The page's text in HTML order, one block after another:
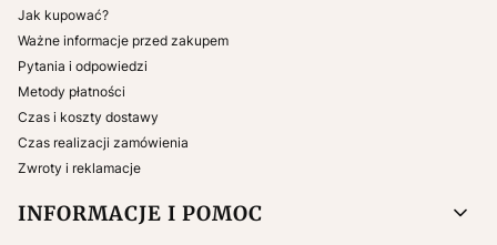
Jak kupować?
Ważne informacje przed zakupem
Pytania i odpowiedzi
Metody płatności
Czas i koszty dostawy
Czas realizacji zamówienia
Zwroty i reklamacje
INFORMACJE I POMOC